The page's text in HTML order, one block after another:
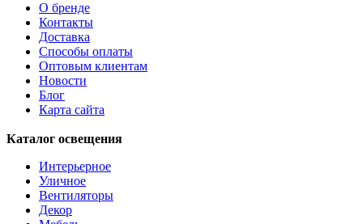
О бренде
Контакты
Доставка
Способы оплаты
Оптовым клиентам
Новости
Блог
Карта сайта
Каталог освещения
Интерьерное
Уличное
Вентиляторы
Декор